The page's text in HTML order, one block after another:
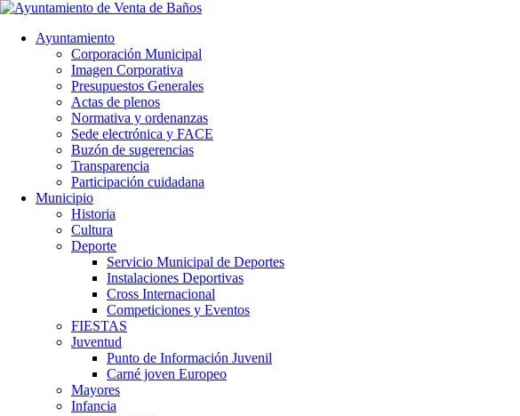
Ayuntamiento
Corporación Municipal
Imagen Corporativa
Presupuestos Generales
Actas de plenos
Normativa y ordenanzas
Sede electrónica y FACE
Buzón de sugerencias
Transparencia
Participación cuidadana
Municipio
Historia
Cultura
Deporte
Servicio Municipal de Deportes
Instalaciones Deportivas
Cross Internacional
Competiciones y Eventos
FIESTAS
Juventud
Punto de Información Juvenil
Carné joven Europeo
Mayores
Infancia